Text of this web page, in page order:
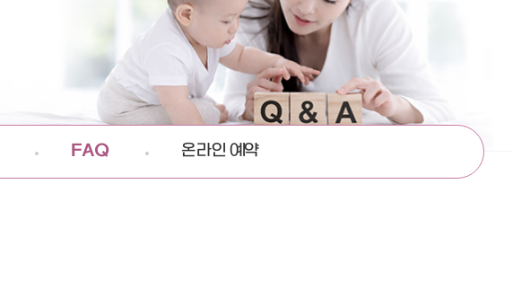
FAQ 온라인 예약